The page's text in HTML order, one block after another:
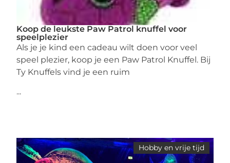
Koop de leukste Paw Patrol knuffel voor
speelplezier
Als je je kind een cadeau wilt doen voor veel
speel plezier, koop je een Paw Patrol Knuffel. Bij
Ty Knuffels vind je een ruim
...
Hobby en vrije tijd